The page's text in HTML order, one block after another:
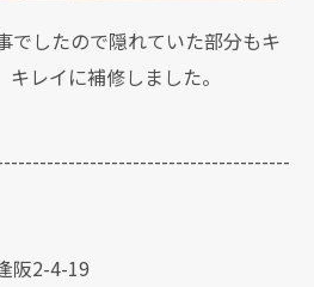
でしたので隠れていた部分もキ
レイに補修しました。
阪2-4-19